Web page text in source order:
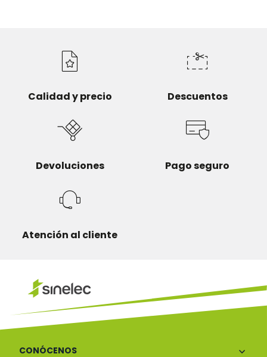
Calidad y precio Descuentos
Devoluciones Pago seguro
Atención al cliente
CONÓCENOS